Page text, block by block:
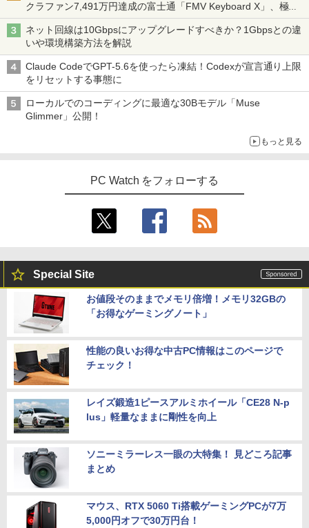
On My Road (Stadium ver.)
￥250
￥1,625
【Amazon.co.jp限定】 伊藤園 磨かれて、澄
みきった日本の水 2L 8本 ラベルレス [ ケース
] [ 水 ] [ ペットボトル ] [ 箱買い ] [ ストック
] [ 水分補給 ]
HUNTER×HUNTER モノクロ版 39 (ジャンプ
コミックスDIGITAL)
￥572
【新品】【楽天1位！】ノートパソコン
新品第13世代CPU搭載ノートPC Office
付きノートパソコン 初心者向け Window
s11 初期設定済 Webカメラ zoom 日本語
キーボード 14.1型 Intel Celeron メモリ
8GB SSD1TB(最大) 大容量バッテリービ
ジネス 大学生 プレゼント 学生向け
【2026年最新モデル】ノートパソコン 新
品ホワイト Office搭載 Win11 Pro 初期
GB SSD最大512GB 15.6型 FHD液晶 テ
ンキー付 Webカメラ 指紋認証 薄型 Blue
5
ndows11 Pro ノートPC 15.6 型 高性能
メモリ16GB SSD512GB最大 インテルC
ore 10キー付 Webカメラ zoom 指紋認
ィルム テレワーク 学生向け
￥54,800
3
-新品- mouse G TUNE DGI5G60JD65D
WHB3 ゲーミングデスクトップ
￥189,800
ズ F77 27型 / Core i7-1260P / メモリ 16
￥229,800
MI ・2 х USB4・2 х USB4 V2 /2 х 10Gb
E LAN ミニパソコン
￥565,999
3
JAPANNEXT｜ジャパンネクスト モバイ
ル液晶ディスプレイ(10.5型/IPS/FHD+ 19
20×1280/60Hz/50ms)(シルバー) JN-MD-
IPS105FHDPR
￥14,440
元！】ゲーミングモニター 27インチモニ
RGB 低ブルーライトフリッカーフリーFr
eeSync & G-Sync対応高輝度400cd/m²
IOデータ ゲーミングモニター(ゲーミン
グスタンド) GigaCrysta KH-GD243UDB
-F ［23.8型 / フルHD(1920×1080) / ワイ
￥26,800
4
信じていた仲間達にダンジョン奥地で殺
されかけたがギフト『無限ガチャ』でレ
ベル9999の仲間達を手に入れて元パーテ
ィーメンバーと世界に復讐＆『ざま
ぁ！』します！【電子書籍】
￥792
￥792
クラファン7,491万円達成の富士通「FMV Keyboard X」、極限
の静音化を追求
ネット回線は10Gbpsにアップグレードすべきか？1Gbpsとの違
いや環境構築方法を解説
Claude CodeでGPT-5.6を使ったら凍結！Codexが宣言通り上限
をリセットする事態に
ローカルでのコーディングに最適な30Bモデル「Muse
Glimmer」公開！
もっと見る
PC Watch をフォローする
Special Site
お値段そのままでメモリ倍増！メモリ32GBの
「お得なゲーミングノート」
性能の良いお得な中古PC情報はこのページで
チェック！
レイズ鍛造1ピースアルミホイール「CE28 N-p
lus」軽量なままに剛性を向上
ソニーミラーレス一眼の大特集！ 見どころ記事
まとめ
マウス、RTX 5060 Ti搭載ゲーミングPCが7万
5,000円オフで30万円台！